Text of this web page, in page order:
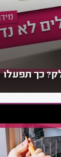
כך תפעלו